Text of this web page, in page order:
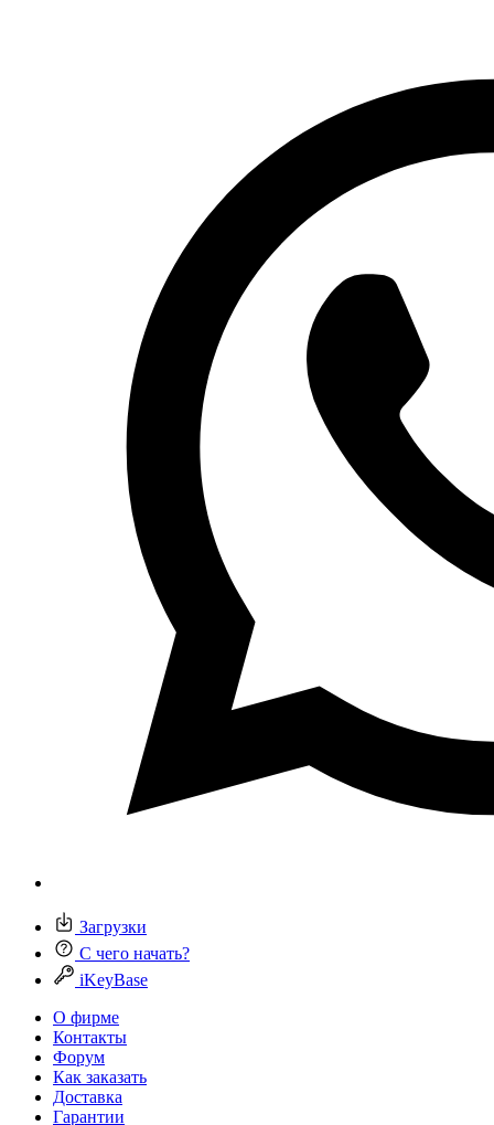
Загрузки
С чего начать?
iKeyBase
О фирме
Контакты
Форум
Как заказать
Доставка
Гарантии